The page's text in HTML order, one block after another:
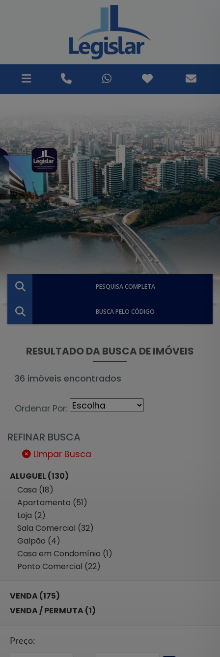
PESQUISA COMPLETA
BUSCA PELO CÓDIGO
RESULTADO DA BUSCA DE IMÓVEIS
36 imóveis encontrados
Ordenar Por:
REFINAR BUSCA
Limpar Busca
ALUGUEL (130)
Casa (18)
Apartamento (51)
Loja (2)
Sala Comercial (32)
Galpão (4)
Casa em Condomínio (1)
Ponto Comercial (22)
VENDA (175)
VENDA / PERMUTA (1)
Preço: